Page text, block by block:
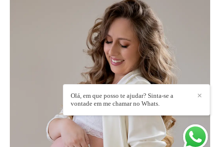
✕
Olá, em que posso te ajudar? Sinta-se a
vontade em me chamar no Whats.